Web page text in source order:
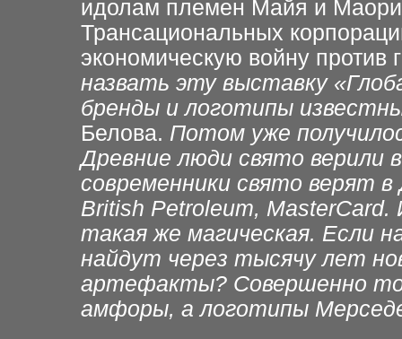
идолам племен Майя и
Трансациональных
экономическую войну против
назвать эту выставку
бренды и логотипы
Белова. Потом уже
Древние люди свято верили
современники свято верят
British Petroleum, MasterCard.
такая же магическая. Если
найдут через тысячу лет
артефакты? Совершенно
амфоры, а логотипы